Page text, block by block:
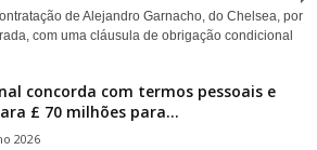
de Alejandro Garnacho, do Chelsea, por
com uma cláusula de obrigação condicional
concorda com termos pessoais e
£ 70 milhões para...
2026